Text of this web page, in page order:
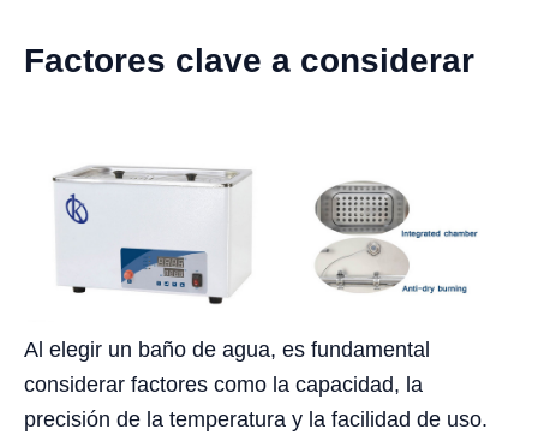
Factores clave a considerar
Al elegir un baño de agua, es fundamental
considerar factores como la capacidad, la
precisión de la temperatura y la facilidad de uso.